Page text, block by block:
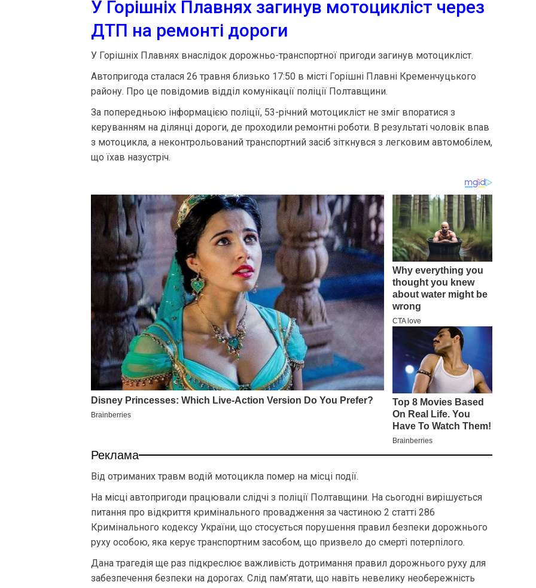
У Горішніх Плавнях загинув мотоцикліст через
ДТП на ремонті дороги
У Горішніх Плавнях внаслідок дорожньо-транспортної пригоди загинув мотоцикліст.
Автопригода сталася 26 травня близько 17:50 в місті Горішні Плавні Кременчуцького
району. Про це повідомив відділ комунікації поліції Полтавщини.
За попередньою інформацією поліції, 53-річний мотоцикліст не зміг впоратися з
керуванням на ділянці дороги, де проходили ремонтні роботи. В результаті чоловік впав
з мотоцикла, а неконтрольований транспортний засіб зіткнувся з легковим автомобілем,
що їхав назустріч.
Реклама
Від отриманих травм водій мотоцикла помер на місці події.
На місці автопригоди працювали слідчі з поліції Полтавщини. На сьогодні вирішується
питання про відкриття кримінального провадження за частиною 2 статті 286
Кримінального кодексу України, що стосується порушення правил безпеки дорожнього
руху особою, яка керує транспортним засобом, що призвело до смерті потерпілого.
Дана трагедія ще раз підкреслює важливість дотримання правил дорожнього руху для
забезпечення безпеки на дорогах. Слід пам’ятати, що навіть невелику необережність